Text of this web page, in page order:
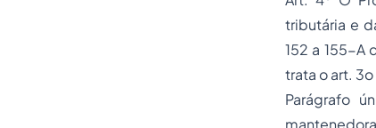
tributária e
152 a 155-A
trata o art.
Parágrafo